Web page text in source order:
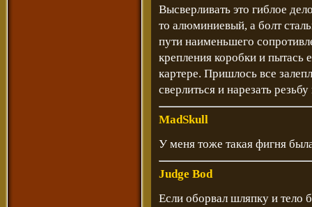
Высверливать это гиблое
то алюминиевый, а болт
пути наименьшего
крепления коробки и пытась
картере. Пришлось все
сверлиться и нарезать
MadSkull
У меня тоже такая фигня
Judge Bod
Если оборвал шляпку и тело